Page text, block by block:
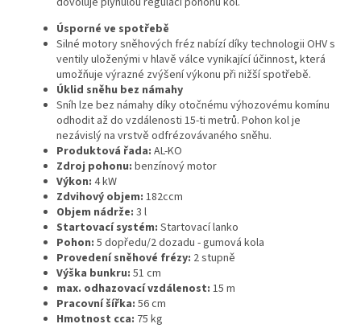
Úsporné ve spotřebě
Silné motory sněhových fréz nabízí díky technologii OHV s
ventily uloženými v hlavě válce vynikající účinnost, která
umožňuje výrazné zvýšení výkonu při nižší spotřebě.
Úklid sněhu bez námahy
Sníh lze bez námahy díky otočnému výhozovému komínu
odhodit až do vzdálenosti 15-ti metrů. Pohon kol je
nezávislý na vrstvě odfrézovávaného sněhu.
Produktová řada: AL-KO
Zdroj pohonu: benzínový motor
Výkon: 4 kW
Zdvihový objem: 182ccm
Objem nádrže: 3 l
Startovací systém: Startovací lanko
Pohon: 5 dopředu/2 dozadu - gumová kola
Provedení sněhové frézy: 2 stupně
Výška bunkru: 51 cm
max. odhazovací vzdálenost: 15 m
Pracovní šířka: 56 cm
Hmotnost cca: 75 kg